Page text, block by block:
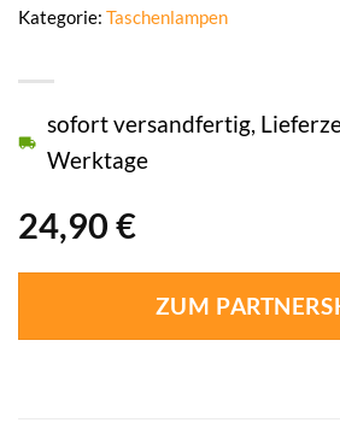
24,90 €
sofort versandfertig,
Werktage
ZUM
Kategorie: Taschenlampen